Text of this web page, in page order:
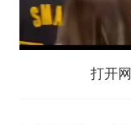
打开